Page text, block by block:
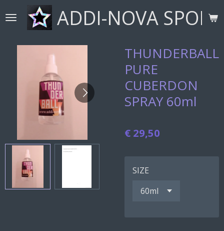
direct
hoofdinhoud
ADDI-NOVA
THUNDERBALL
PURE
CUBERDON
SPRAY 60ml
€ 29,50
SIZE